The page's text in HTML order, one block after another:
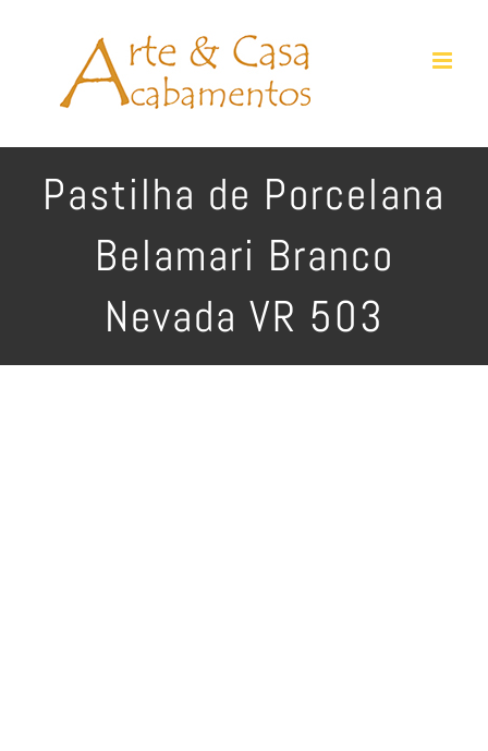
Pastilha de Porcelana
Belamari Branco
Nevada VR 503